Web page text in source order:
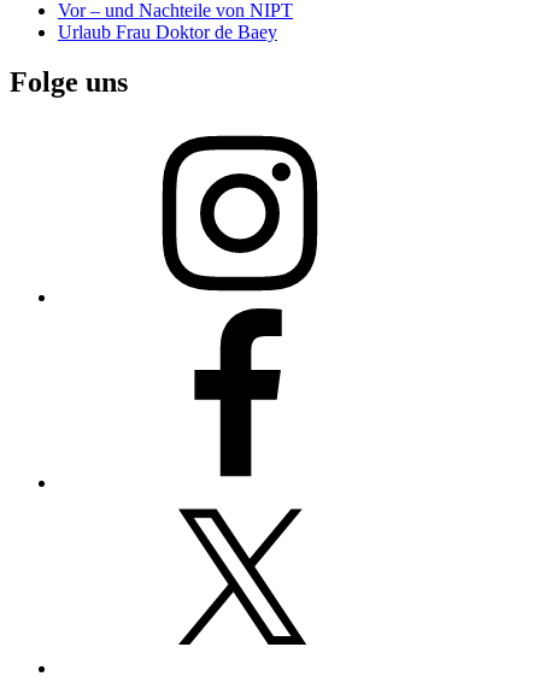
Vor – und Nachteile von NIPT
Urlaub Frau Doktor de Baey
Folge uns